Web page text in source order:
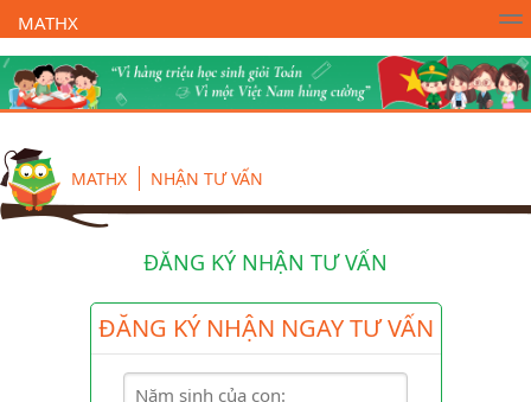
MATHX
Trường Toán Online MATHX Học toán - Lớp 1
MATHX NHẬN TƯ VẤN
ĐĂNG KÝ NHẬN TƯ VẤN
ĐĂNG KÝ NHẬN NGAY TƯ VẤN